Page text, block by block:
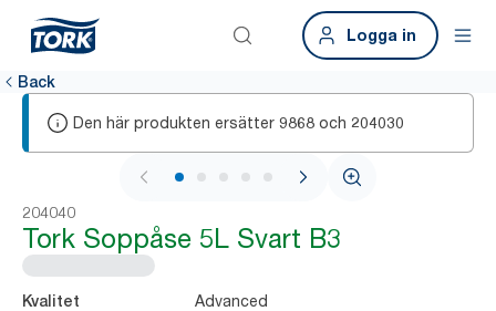
Logga in
Back
Den här produkten ersätter 9868 och 204030
1 / 6
204040
Tork Soppåse 5L Svart B3
Kvalitet Advanced